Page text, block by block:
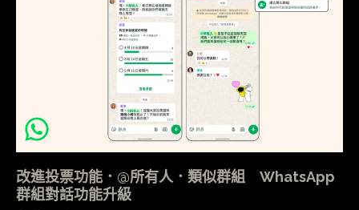
改進投票功能．@所有人．類似群組 WhatsApp
群組對話功能升級